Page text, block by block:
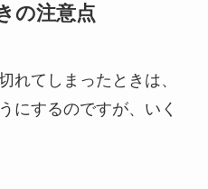
の注意点
れてしまったときは、
にするのですが、いく